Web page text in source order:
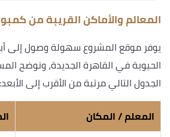
المعالم والأماكن القريبة من
يوفر موقع المشروع سهولة وصول إلى
الحيوية في القاهرة الجديدة، ونوضح
الجدول التالي مرتبة من الأقرب إلى الأبعد:
المعلم / المكان